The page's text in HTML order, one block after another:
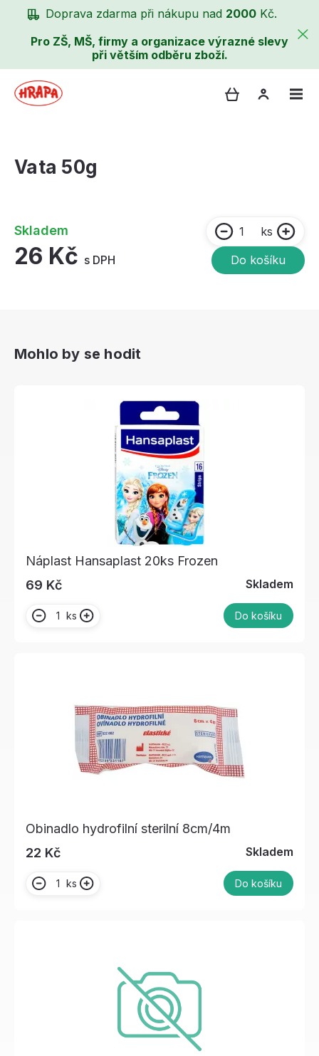
Doprava zdarma při nákupu nad 2000 Kč.
Pro ZŠ, MŠ, firmy a organizace výrazné slevy
při větším odběru zboží.
Vata 50g
Skladem
26 Kč s DPH
ks
Do košíku
Mohlo by se hodit
Náplast Hansaplast 20ks Frozen
69 Kč
Skladem
ks Do košíku
Obinadlo hydrofilní sterilní 8cm/4m
22 Kč
Skladem
ks Do košíku